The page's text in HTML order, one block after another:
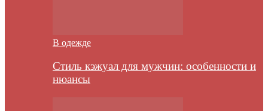
В одежде
Стиль кэжуал для мужчин: особенности и
нюансы